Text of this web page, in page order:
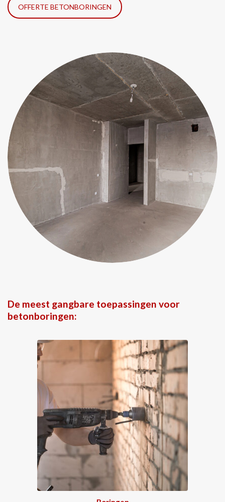
OFFERTE BETONBORINGEN
De meest gangbare toepassingen voor
betonboringen: